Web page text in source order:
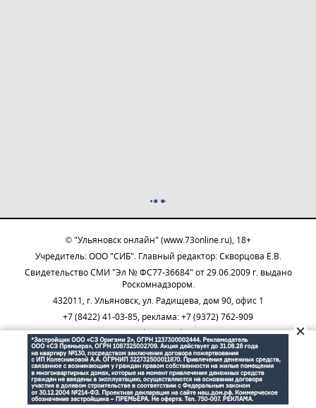
© "Ульяновск онлайн" (www.73online.ru), 18+
Учредитель: ООО "СИБ". Главный редактор: Скворцова Е.В.
Свидетельство СМИ "Эл № ФС77-36684" от 29.06.2009 г. выдано
Роскомнадзором.
432011, г. Ульяновск, ул. Радищева, дом 90, офис 1
+7 (8422) 41-03-85, реклама: +7 (9372) 762-909
73online@mail.ru
На информационном ресурсе применяются рекомендательные
технологии